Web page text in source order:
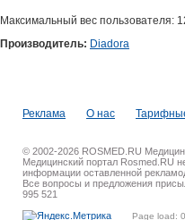
Максимальный вес пользователя:
Производитель: Diadora
Реклама О нас
© 2002-2026 ROSMED.RU
Медицинский портал Rosmed.RU
информации оставленной
Все вопросы и предложения
995 521
Page load: